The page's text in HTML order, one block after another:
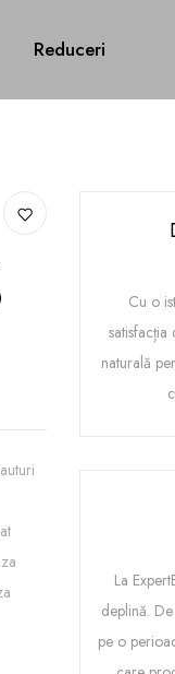
Reduceri
Cu o
satisfacția
naturală
La
deplină.
pe o